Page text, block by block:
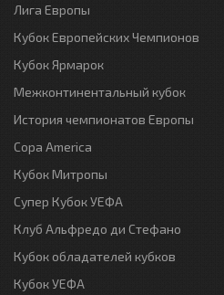
Лига Европы
Кубок Европейских Чемпионов
Кубок Ярмарок
Межконтинентальный кубок
История чемпионатов Европы
Copa America
Кубок Митропы
Супер Кубок УЕФА
Клуб Альфредо ди Стефано
Кубок обладателей кубков
Кубок УЕФА